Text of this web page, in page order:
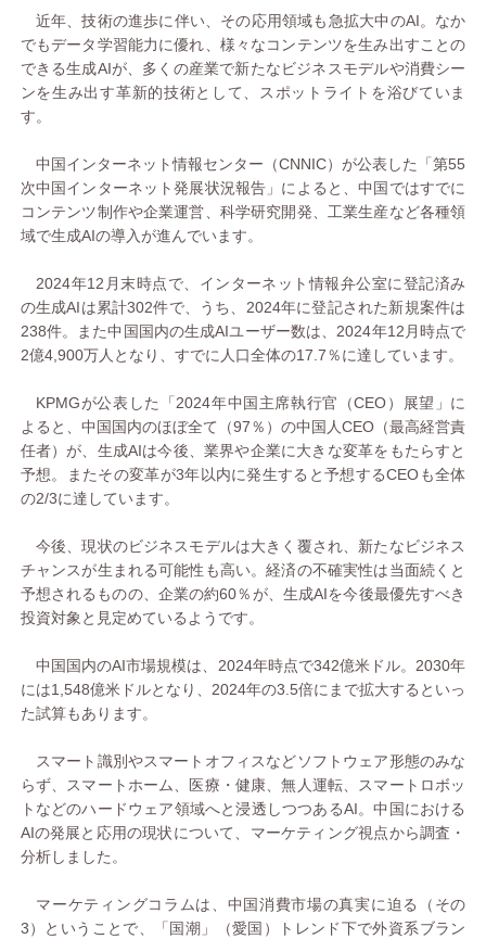
近年、技術の進歩に伴い、その応用領域も急拡大中のAI。なか
でもデータ学習能力に優れ、様々なコンテンツを生み出すことの
できる生成AIが、多くの産業で新たなビジネスモデルや消費シー
ンを生み出す革新的技術として、スポットライトを浴びていま
す。
中国インターネット情報センター（CNNIC）が公表した「第55
次中国インターネット発展状況報告」によると、中国ではすでに
コンテンツ制作や企業運営、科学研究開発、工業生産など各種領
域で生成AIの導入が進んでいます。
2024年12月末時点で、インターネット情報弁公室に登記済み
の生成AIは累計302件で、うち、2024年に登記された新規案件は
238件。また中国国内の生成AIユーザー数は、2024年12月時点で
2億4,900万人となり、すでに人口全体の17.7％に達しています。
KPMGが公表した「2024年中国主席執行官（CEO）展望」に
よると、中国国内のほぼ全て（97％）の中国人CEO（最高経営責
任者）が、生成AIは今後、業界や企業に大きな変革をもたらすと
予想。またその変革が3年以内に発生すると予想するCEOも全体
の2/3に達しています。
今後、現状のビジネスモデルは大きく覆され、新たなビジネス
チャンスが生まれる可能性も高い。経済の不確実性は当面続くと
予想されるものの、企業の約60％が、生成AIを今後最優先すべき
投資対象と見定めているようです。
中国国内のAI市場規模は、2024年時点で342億米ドル。2030年
には1,548億米ドルとなり、2024年の3.5倍にまで拡大するといっ
た試算もあります。
スマート識別やスマートオフィスなどソフトウェア形態のみな
らず、スマートホーム、医療・健康、無人運転、スマートロボッ
トなどのハードウェア領域へと浸透しつつあるAI。中国における
AIの発展と応用の現状について、マーケティング視点から調査・
分析しました。
マーケティングコラムは、中国消費市場の真実に迫る（その
3）ということで、「国潮」（愛国）トレンド下で外資系ブラン